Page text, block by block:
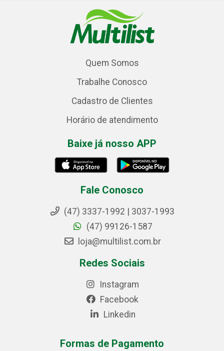
Quem Somos
Trabalhe Conosco
Cadastro de Clientes
Horário de atendimento
Baixe já nosso APP
Fale Conosco
(47) 3337-1992 | 3037-1993
(47) 99126-1587
loja@multilist.com.br
Redes Sociais
Instagram
Facebook
Linkedin
Formas de Pagamento